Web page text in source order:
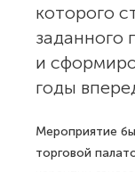
которого
заданного
и
годы
Мероприятие
торговой